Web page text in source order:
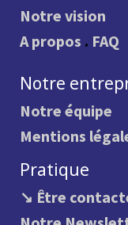
Notre vision
A propos . FAQ
Notre
Notre équipe
Mentions
Pratique
↘ Être